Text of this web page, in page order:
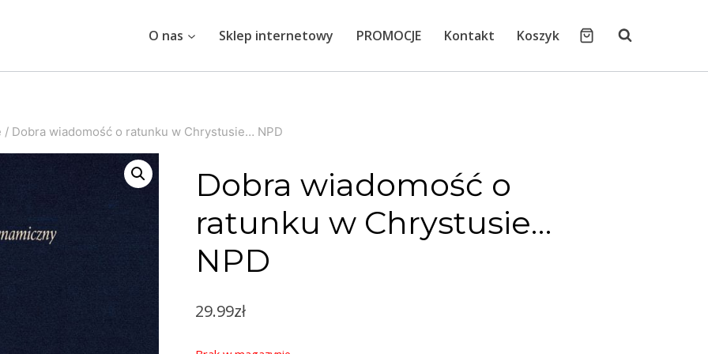
O nas Sklep internetowy PROMOCJE Kontakt Koszyk
/ Dobra wiadomość o ratunku w Chrystusie… NPD
Dobra wiadomość o
ratunku w Chrystusie…
NPD
29.99zł